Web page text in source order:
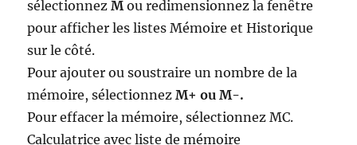
sélectionnezM ou redimensionnez la fenêtre
pour afficher les listes Mémoire et Historique
sur le côté.
Pour ajouter ou soustraire un nombre de la
mémoire, sélectionnezM+ ou M-.
Pour effacer la mémoire, sélectionnez MC.
Calculatrice avec liste de mémoire